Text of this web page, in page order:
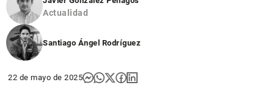
Actualidad
Santiago Ángel Rodríguez
22 de mayo de 2025